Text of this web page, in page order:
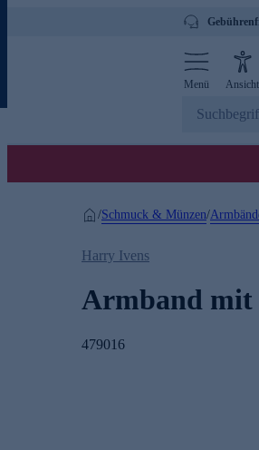
Menü Ansicht
/Schmuck & Münzen/
Harry Ivens
Armband mit
479016